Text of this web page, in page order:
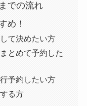
での流れ
め！
て決めたい方
とめて予約した
予約したい方
る方